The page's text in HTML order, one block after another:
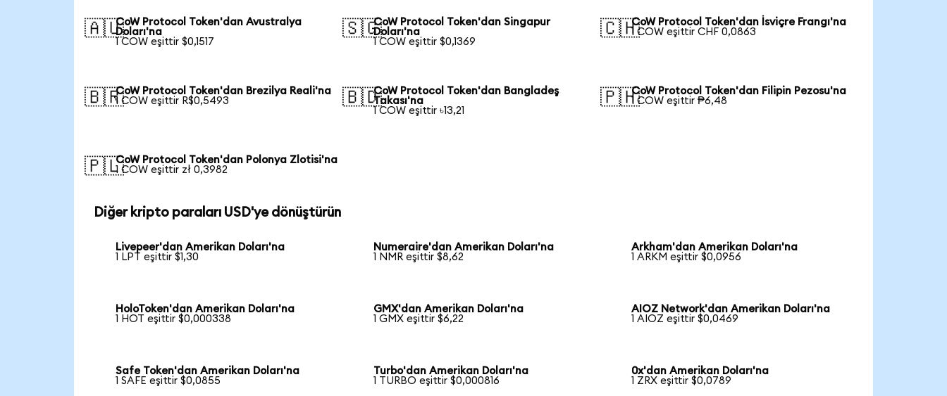
🇦🇺CoW Protocol Token'dan Avustralya
Doları'na
1 COW eşittir $0,1517
🇸🇬CoW Protocol Token'dan Singapur
Doları'na
1 COW eşittir $0,1369
🇨🇭CoW Protocol Token'dan İsviçre Frangı'na
1 COW eşittir CHF 0,0863
🇧🇷CoW Protocol Token'dan Brezilya Reali'na
1 COW eşittir R$0,5493
🇧🇩CoW Protocol Token'dan Bangladeş
Takası'na
1 COW eşittir ৳13,21
🇵🇭CoW Protocol Token'dan Filipin Pezosu'na
1 COW eşittir ₱6,48
🇵🇱CoW Protocol Token'dan Polonya Zlotisi'na
1 COW eşittir zł 0,3982
Diğer kripto paraları USD'ye dönüştürün
Livepeer'dan Amerikan Doları'na
1 LPT eşittir $1,30
Numeraire'dan Amerikan Doları'na
1 NMR eşittir $8,62
Arkham'dan Amerikan Doları'na
1 ARKM eşittir $0,0956
HoloToken'dan Amerikan Doları'na
1 HOT eşittir $0,000338
GMX'dan Amerikan Doları'na
1 GMX eşittir $6,22
AIOZ Network'dan Amerikan Doları'na
1 AIOZ eşittir $0,0469
Safe Token'dan Amerikan Doları'na
1 SAFE eşittir $0,0855
Turbo'dan Amerikan Doları'na
1 TURBO eşittir $0,000816
0x'dan Amerikan Doları'na
1 ZRX eşittir $0,0789